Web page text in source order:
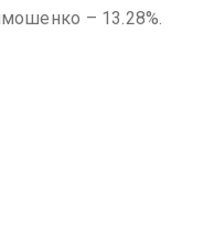
– 13.28%.